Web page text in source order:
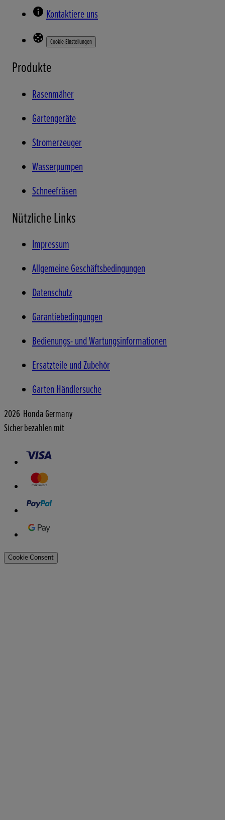
Kontaktiere uns
Cookie-Einstellungen
Produkte
Rasenmäher
Gartengeräte
Stromerzeuger
Wasserpumpen
Schneefräsen
Nützliche Links
Impressum
Allgemeine Geschäftsbedingungen
Datenschutz
Garantiebedingungen
Bedienungs- und Wartungsinformationen
Ersatzteile und Zubehör
Garten Händlersuche
2026 Honda Germany
Sicher bezahlen mit
Cookie Consent